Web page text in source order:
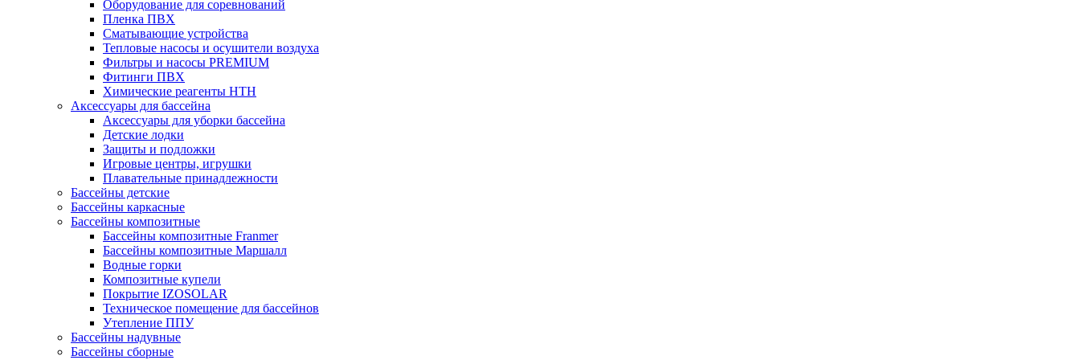
Оборудование для соревнований
Пленка ПВХ
Сматывающие устройства
Тепловые насосы и осушители воздуха
Фильтры и насосы PREMIUM
Фитинги ПВХ
Химические реагенты HTH
Аксессуары для бассейна
Аксессуары для уборки бассейна
Детские лодки
Защиты и подложки
Игровые центры, игрушки
Плавательные принадлежности
Бассейны детские
Бассейны каркасные
Бассейны композитные
Бассейны композитные Franmer
Бассейны композитные Маршалл
Водные горки
Композитные купели
Покрытие IZOSOLAR
Техническое помещение для бассейнов
Утепление ППУ
Бассейны надувные
Бассейны сборные